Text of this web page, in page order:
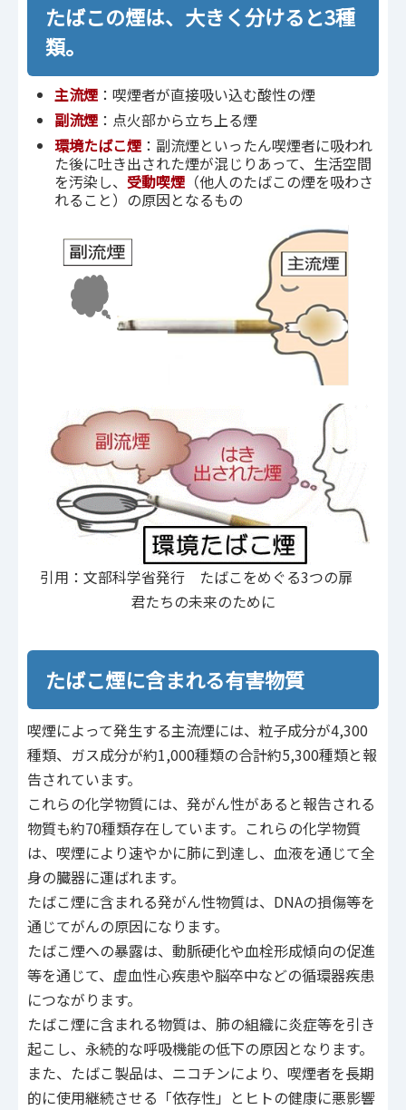
たばこの煙は、大きく分けると3種
類。
主流煙 ：喫煙者が直接吸い込む酸性の煙
副流煙 ：点火部から立ち上る煙
環境たばこ煙 ：副流煙といったん喫煙者に吸われ
た後に吐き出された煙が混じりあって、生活空間
を汚染し、 受動喫煙 （他人のたばこの煙を吸わさ
れること）の原因となるもの
引用：文部科学省発行 たばこをめぐる3つの扉
君たちの未来のために
たばこ煙に含まれる有害物質
喫煙によって発生する主流煙には、粒子成分が4,300
種類、ガス成分が約1,000種類の合計約5,300種類と報
告されています。
これらの化学物質には、発がん性があると報告される
物質も約70種類存在しています。これらの化学物質
は、喫煙により速やかに肺に到達し、血液を通じて全
身の臓器に運ばれます。
たばこ煙に含まれる発がん性物質は、DNAの損傷等を
通じてがんの原因になります。
たばこ煙への暴露は、動脈硬化や血栓形成傾向の促進
等を通じて、虚血性心疾患や脳卒中などの循環器疾患
につながります。
たばこ煙に含まれる物質は、肺の組織に炎症等を引き
起こし、永続的な呼吸機能の低下の原因となります。
また、たばこ製品は、ニコチンにより、喫煙者を長期
的に使用継続させる「依存性」とヒトの健康に悪影響